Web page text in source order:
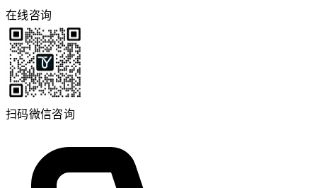
在线咨询
扫码微信咨询